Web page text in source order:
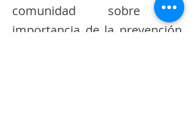
comunidad sobre la
importancia de la prevención